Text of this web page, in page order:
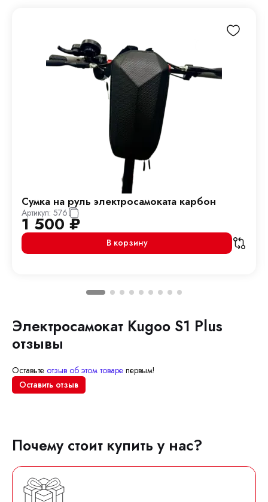
Сумка на руль электросамоката карбон
Артикул: 576
1 500₽
В корзину
Электросамокат Kugoo S1 Plus
отзывы
Оставьте отзыв об этом товаре первым!
Оставить отзыв
Почему стоит купить у нас?